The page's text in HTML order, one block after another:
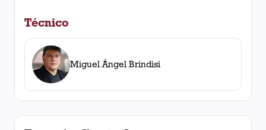
Técnico
Miguel Ángel Brindisi